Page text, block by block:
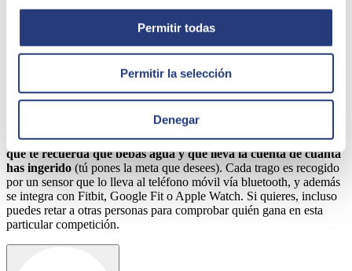
Permitir todas
Permitir la selección
Denegar
Aplicaciones IoT en la vida cotidiana:
botellas de agua y plazas de aparcamiento
hasta dónde llega el internet de las cosas.
ejemplo, es unabotella de aguaen colores metálicos muy atractivos
que te recuerda que bebas agua y que lleva la cuenta de cuánta
has ingerido (tú pones la meta que desees). Cada trago es recogido
por un sensor que lo lleva al teléfono móvil vía bluetooth, y además
se integra con Fitbit, Google Fit o Apple Watch. Si quieres, incluso
puedes retar a otras personas para comprobar quién gana en esta
particular competición.